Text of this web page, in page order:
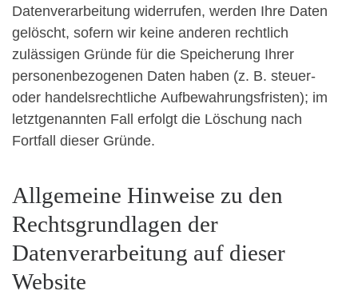
Datenverarbeitung widerrufen, werden Ihre Daten
gelöscht, sofern wir keine anderen rechtlich
zulässigen Gründe für die Speicherung Ihrer
personenbezogenen Daten haben (z. B. steuer-
oder handelsrechtliche Aufbewahrungsfristen); im
letztgenannten Fall erfolgt die Löschung nach
Fortfall dieser Gründe.
Allgemeine Hinweise zu den
Rechtsgrundlagen der
Datenverarbeitung auf dieser
Website